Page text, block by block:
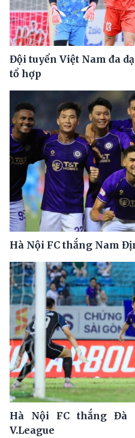
Đội tuyển Việt Nam đa
tổ hợp
Hà Nội FC thắng Nam
Hà Nội FC thắng Đà
V.League